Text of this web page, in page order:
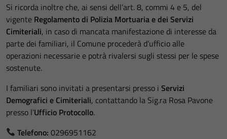
Si ricorda inoltre che, ai sensi dell’art. 8, commi 4 e 5, del
vigente Regolamento di Polizia Mortuaria e dei Servizi
Cimiteriali, in caso di mancata manifestazione di interesse da
parte dei familiari, il Comune procederà d’ufficio alle
operazioni necessarie e potrà rivalersi sugli stessi per le spese
sostenute.
I familiari sono invitati a presentarsi presso i Servizi
Demografici e Cimiteriali, contattando la Sig.ra Rosa Pavone
presso l’Ufficio Protocollo.
Telefono: 0296951162